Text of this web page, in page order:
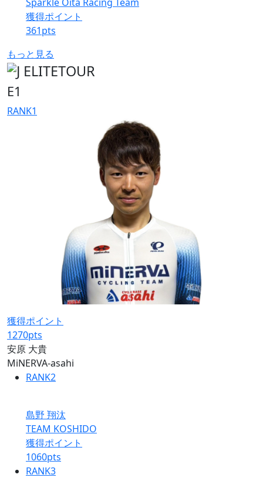
獲得ポイント
361pts
もっと見る
E1
RANK1
獲得ポイント
1270pts
安原 大貴
MiNERVA-asahi
RANK2
島野 翔汰
TEAM KOSHIDO
獲得ポイント
1060pts
RANK3